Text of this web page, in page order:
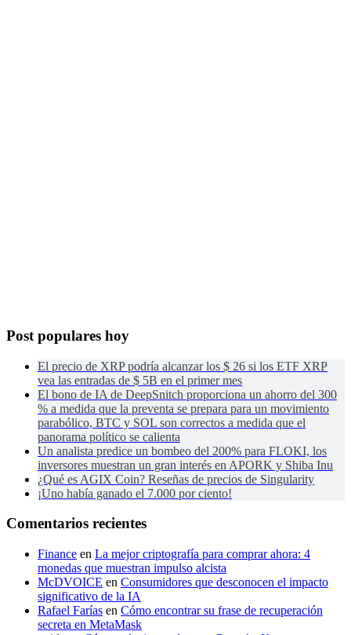
Post populares hoy
El precio de XRP podría alcanzar los $ 26 si los ETF XRP
vea las entradas de $ 5B en el primer mes
El bono de IA de DeepSnitch proporciona un ahorro del 300
% a medida que la preventa se prepara para un movimiento
parabólico, BTC y SOL son correctos a medida que el
panorama político se calienta
Un analista predice un bombeo del 200% para FLOKI, los
inversores muestran un gran interés en APORK y Shiba Inu
¿Qué es AGIX Coin? Reseñas de precios de Singularity
¡Uno había ganado el 7.000 por ciento!
Comentarios recientes
Finance en La mejor criptografía para comprar ahora: 4
monedas que muestran impulso alcista
McDVOICE en Consumidores que desconocen el impacto
significativo de la IA
Rafael Farías en Cómo encontrar su frase de recuperación
secreta en MetaMask